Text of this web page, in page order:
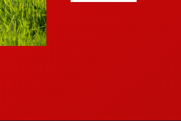
oleh kerikil, upgrade ke tebal 20 mm adalah